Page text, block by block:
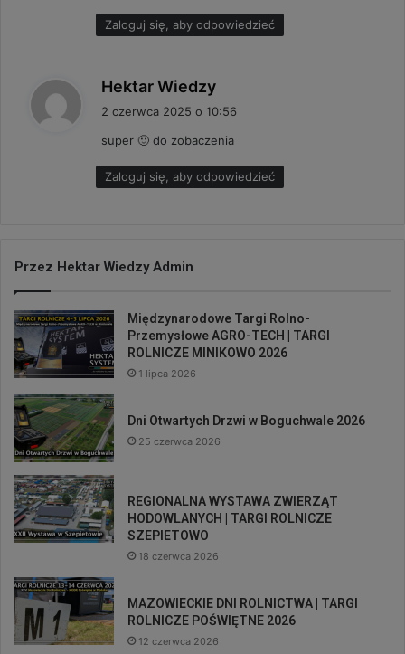
e
:
Zaloguj się, aby odpowiedzieć
Hektar Wiedzy
z
e
:
2 czerwca 2025 o 10:56
super 🙂 do zobaczenia
Zaloguj się, aby odpowiedzieć
Przez Hektar Wiedzy Admin
Międzynarodowe Targi Rolno-
Przemysłowe AGRO-TECH | TARGI
ROLNICZE MINIKOWO 2026
1 lipca 2026
Dni Otwartych Drzwi w Boguchwale 2026
25 czerwca 2026
REGIONALNA WYSTAWA ZWIERZĄT
HODOWLANYCH | TARGI ROLNICZE
SZEPIETOWO
18 czerwca 2026
MAZOWIECKIE DNI ROLNICTWA | TARGI
ROLNICZE POŚWIĘTNE 2026
12 czerwca 2026